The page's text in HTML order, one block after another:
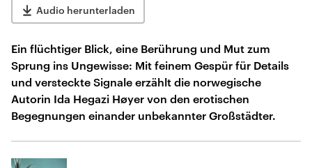
Audio herunterladen
Ein flüchtiger Blick, eine Berührung und Mut zum
Sprung ins Ungewisse: Mit feinem Gespür für Details
und versteckte Signale erzählt die norwegische
Autorin Ida Hegazi Høyer von den erotischen
Begegnungen einander unbekannter Großstädter.